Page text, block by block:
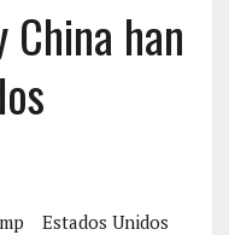
China han
Estados Unidos